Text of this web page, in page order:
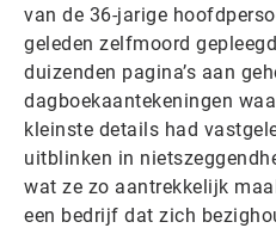
van de 36-jarige
geleden zelfmoord
duizenden pagina’s aan
dagboekaantekeningen
kleinste details had
uitblinken in
wat ze zo aantrekkelijk
een bedrijf dat zich